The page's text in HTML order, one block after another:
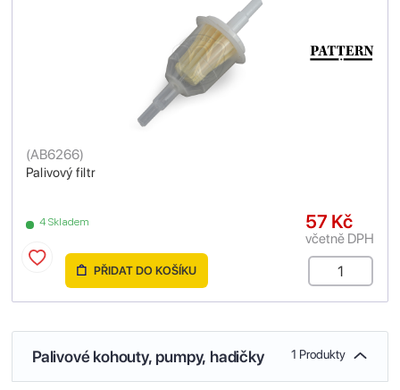
Palivový filtr
(AB6266)
4 Skladem 57 Kč
včetně DPH
PŘIDAT DO KOŠÍKU
Palivové kohouty, pumpy, hadičky 1 Produkty